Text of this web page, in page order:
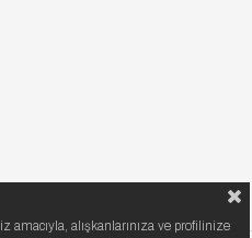
alışkanlarınıza ve profilinize